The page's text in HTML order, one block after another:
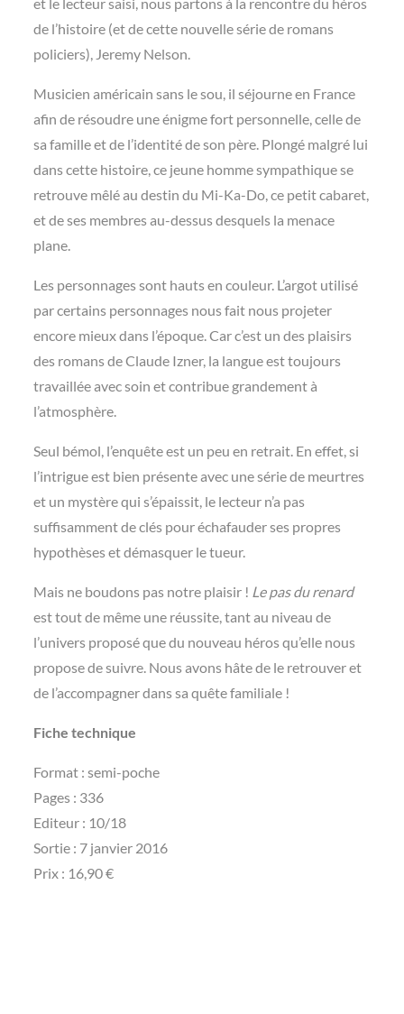
de l’histoire (et de cette nouvelle série de romans
policiers), Jeremy Nelson.
Musicien américain sans le sou, il séjourne en France
afin de résoudre une énigme fort personnelle, celle de
sa famille et de l’identité de son père. Plongé malgré lui
dans cette histoire, ce jeune homme sympathique se
retrouve mêlé au destin du Mi-Ka-Do, ce petit cabaret,
et de ses membres au-dessus desquels la menace
plane.
Les personnages sont hauts en couleur. L’argot utilisé
par certains personnages nous fait nous projeter
encore mieux dans l’époque. Car c’est un des plaisirs
des romans de Claude Izner, la langue est toujours
travaillée avec soin et contribue grandement à
l’atmosphère.
Seul bémol, l’enquête est un peu en retrait. En effet, si
l’intrigue est bien présente avec une série de meurtres
et un mystère qui s’épaissit, le lecteur n’a pas
suffisamment de clés pour échafauder ses propres
hypothèses et démasquer le tueur.
Mais ne boudons pas notre plaisir ! Le pas du renard
est tout de même une réussite, tant au niveau de
l’univers proposé que du nouveau héros qu’elle nous
propose de suivre. Nous avons hâte de le retrouver et
de l’accompagner dans sa quête familiale !
Fiche technique
Format : semi-poche
Pages : 336
Editeur : 10/18
Sortie : 7 janvier 2016
Prix : 16,90 €